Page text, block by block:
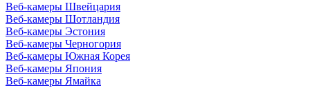
Веб-камеры Швейцария
Веб-камеры Шотландия
Веб-камеры Эстония
Веб-камеры Черногория
Веб-камеры Южная Корея
Веб-камеры Япония
Веб-камеры Ямайка